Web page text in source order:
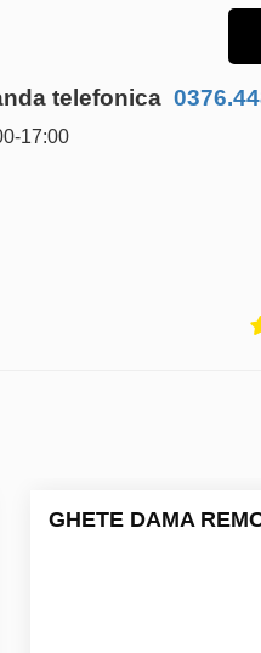
telefonica
17:00
GHETE DAMA